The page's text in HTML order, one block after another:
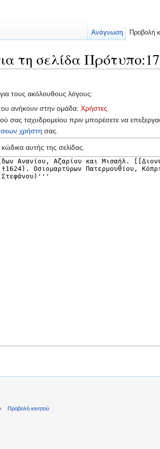
τη σελίδα
τους ακόλουθους λόγους:
που ανήκουν στην ομάδα:Χρήστες
σας ταχυδρομείου πριν μπορέσετε να
χρήστη σας.
αυτής της σελίδας.
Ανάγνωση Προβολή
Προβολή κινητού